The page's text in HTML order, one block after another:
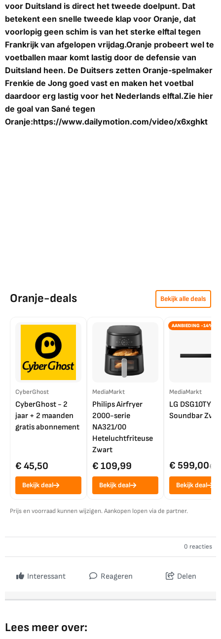
voor Duitsland is direct het tweede doelpunt. Dat
betekent een snelle tweede klap voor Oranje, dat
voorlopig geen schim is van het sterke elftal tegen
Frankrijk van afgelopen vrijdag.Oranje probeert wel te
voetballen maar komt lastig door de defensie van
Duitsland heen. De Duitsers zetten Oranje-spelmaker
Frenkie de Jong goed vast en maken het voetbal
daardoor erg lastig voor het Nederlands elftal.Zie hier
de goal van Sané tegen
Oranje:https://www.dailymotion.com/video/x6xghkt
Oranje-deals Bekijk alle deals
CyberGhost
CyberGhost - 2
jaar + 2 maanden
gratis abonnement
€ 45,50
Bekijk deal
MediaMarkt
Philips Airfryer
2000-serie
NA321/00
Heteluchtfriteuse
Zwart
€ 109,99
Bekijk deal
AANBIEDING -14%
MediaMarkt
LG DSG10TY
Soundbar
€ 599,00€
Bekijk deal
Prijs en voorraad kunnen wijzigen. Aankopen lopen via de partner.
0 reacties
Interessant Reageren Delen
Lees meer over: